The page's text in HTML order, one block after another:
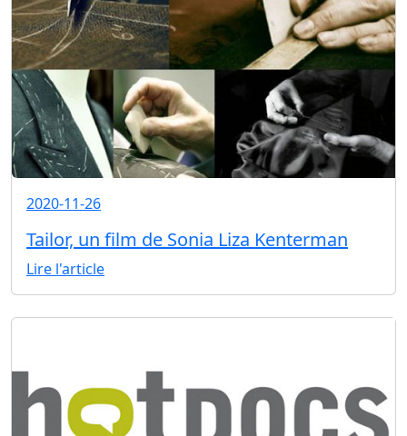
2020-11-26
Tailor, un film de Sonia Liza Kenterman
Lire l'article